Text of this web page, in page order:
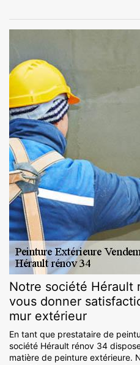
Notre société Hérault
vous donner
mur extérieur
En tant que prestataire de
société Hérault rénov 34
matière de peinture extérieure.